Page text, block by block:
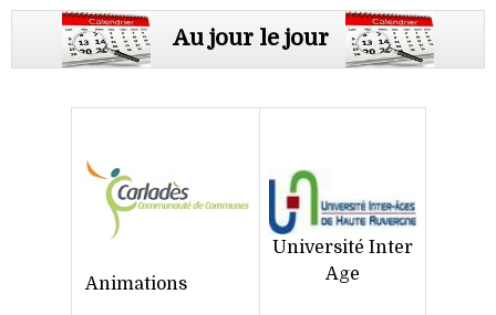
Au jour le jour
Animations
Université Inter
Age